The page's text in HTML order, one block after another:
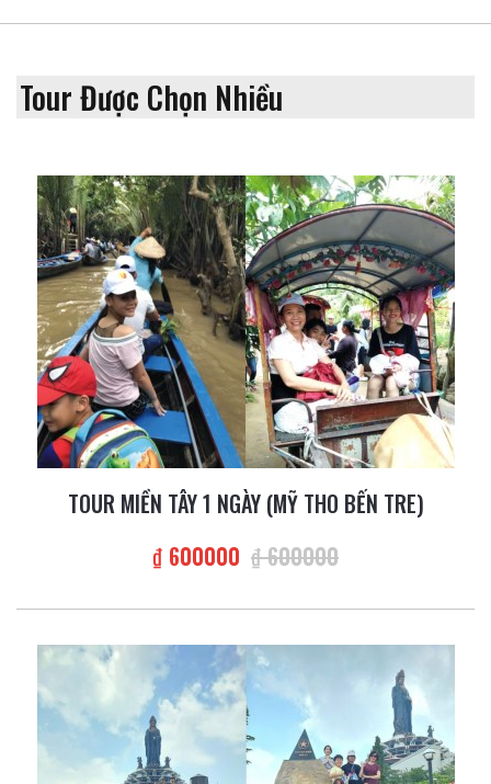
Tour Được Chọn Nhiều
TOUR MIỀN TÂY 1 NGÀY (MỸ THO BẾN TRE)
₫ 600000 ₫ 600000